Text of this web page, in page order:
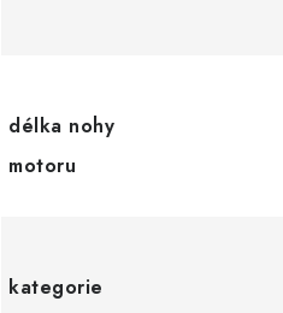
délka nohy
motoru
kategorie